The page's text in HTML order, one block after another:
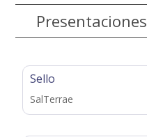
Presentaciones
Sello
SalTerrae